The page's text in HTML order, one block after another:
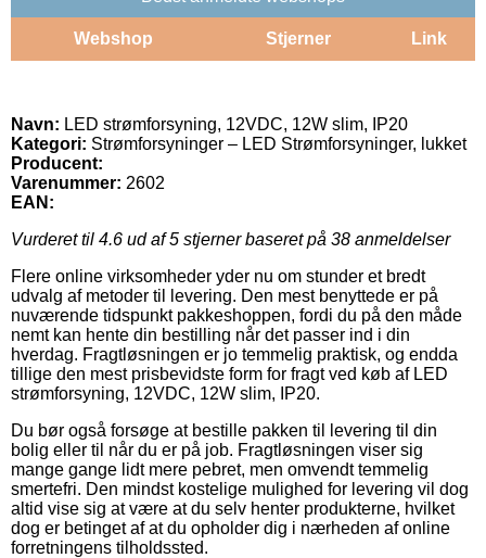
Webshop Stjerner Link
Navn: LED strømforsyning, 12VDC, 12W slim, IP20
Kategori: Strømforsyninger – LED Strømforsyninger, lukket
Producent:
Varenummer: 2602
EAN:
Vurderet til 4.6 ud af 5 stjerner baseret på 38 anmeldelser
Flere online virksomheder yder nu om stunder et bredt
udvalg af metoder til levering. Den mest benyttede er på
nuværende tidspunkt pakkeshoppen, fordi du på den måde
nemt kan hente din bestilling når det passer ind i din
hverdag. Fragtløsningen er jo temmelig praktisk, og endda
tillige den mest prisbevidste form for fragt ved køb af LED
strømforsyning, 12VDC, 12W slim, IP20.
Du bør også forsøge at bestille pakken til levering til din
bolig eller til når du er på job. Fragtløsningen viser sig
mange gange lidt mere pebret, men omvendt temmelig
smertefri. Den mindst kostelige mulighed for levering vil dog
altid vise sig at være at du selv henter produkterne, hvilket
dog er betinget af at du opholder dig i nærheden af online
forretningens tilholdssted.